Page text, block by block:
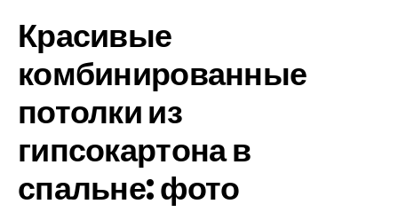
Красивые
комбинированные
потолки из
гипсокартона в
спальне: фото